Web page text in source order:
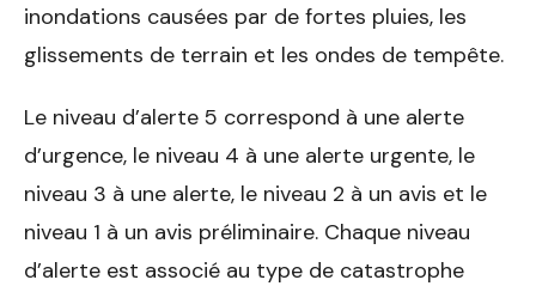
inondations causées par de fortes pluies, les
glissements de terrain et les ondes de tempête.
Le niveau d’alerte 5 correspond à une alerte
d’urgence, le niveau 4 à une alerte urgente, le
niveau 3 à une alerte, le niveau 2 à un avis et le
niveau 1 à un avis préliminaire. Chaque niveau
d’alerte est associé au type de catastrophe